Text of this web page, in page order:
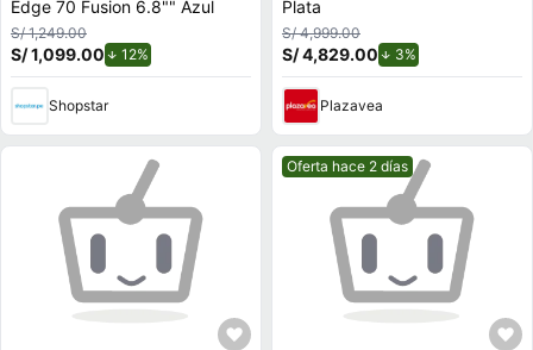
Edge 70 Fusion 6.8"" Azul
S/ 1,249.00
S/ 1,099.00 12%
Shopstar
Plata
S/ 4,999.00
S/ 4,829.00 3%
Plazavea
Mejor precio.
Oferta hace 2 días